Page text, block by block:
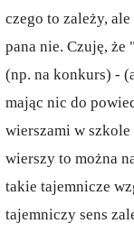
czego to zależy,
pana nie. Czuję, że
(np. na konkurs) -
mając nic do
wierszami w
wierszy to można
takie tajemnicze
tajemniczy sens